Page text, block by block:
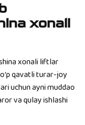
xonali
xonali liftlar
qavatli turar-joy
uchun ayni muddao
va qulay ishlashi